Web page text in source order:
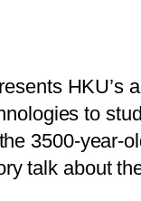
resents HKU’s a
nologies to stud
the 3500-year-ol
ry talk about th